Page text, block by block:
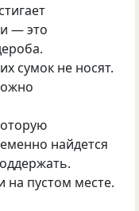
— это
сумок не носят.
найдется
пустом месте.